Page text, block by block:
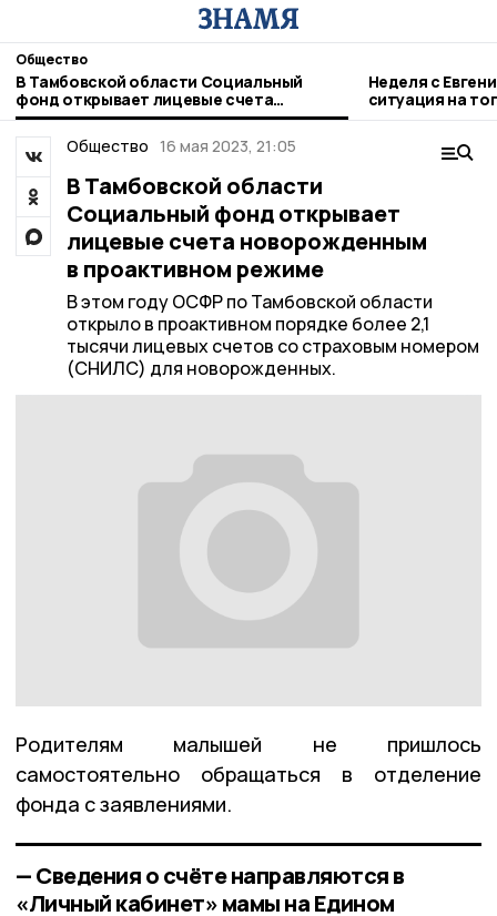
Общество
В Тамбовской области Социальный
фонд открывает лицевые счета
новорожденным в проактивном режиме
Неделя с
ситуация на
городе и
Общество 16 мая 2023, 21:05
В Тамбовской области
Социальный фонд открывает
лицевые счета новорожденным
в проактивном режиме
В этом году ОСФР по Тамбовской области
открыло в проактивном порядке более 2,1
тысячи лицевых счетов со страховым номером
(СНИЛС) для новорожденных.
Родителям малышей не пришлось
самостоятельно обращаться в отделение
фонда с заявлениями.
— Сведения о счёте направляются в
«Личный кабинет» мамы на Едином